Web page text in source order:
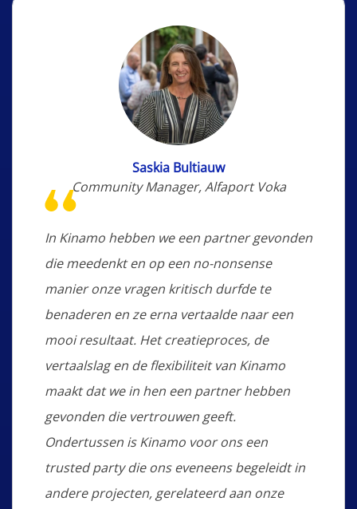
Saskia Bultiauw
Community Manager, Alfaport Voka
In Kinamo hebben we een partner gevonden
die meedenkt en op een no-nonsense
manier onze vragen kritisch durfde te
benaderen en ze erna vertaalde naar een
mooi resultaat. Het creatieproces, de
vertaalslag en de flexibiliteit van Kinamo
maakt dat we in hen een partner hebben
gevonden die vertrouwen geeft.
Ondertussen is Kinamo voor ons een
trusted party die ons eveneens begeleidt in
andere projecten, gerelateerd aan onze